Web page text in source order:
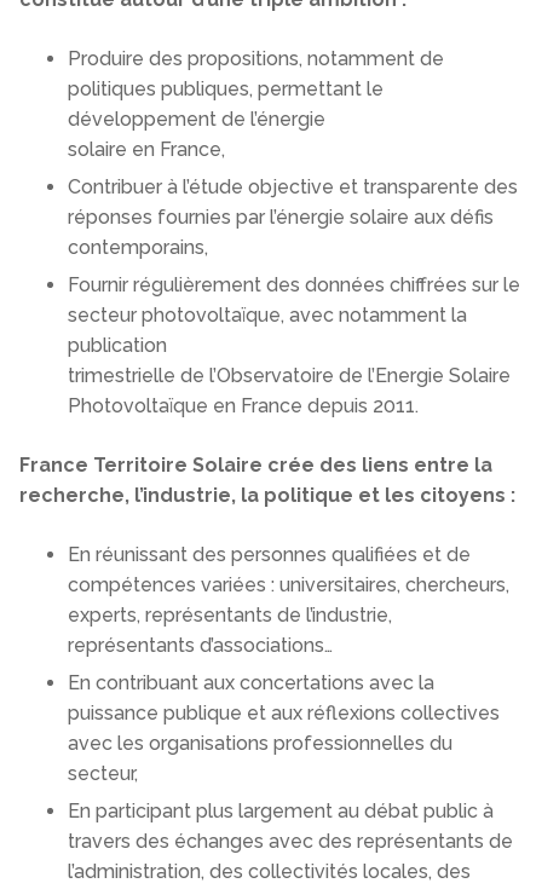
Produire des propositions, notamment de
politiques publiques, permettant le
développement de l’énergie
solaire en France,
Contribuer à l’étude objective et transparente des
réponses fournies par l’énergie solaire aux défis
contemporains,
Fournir régulièrement des données chiffrées sur le
secteur photovoltaïque, avec notamment la
publication
trimestrielle de l’Observatoire de l’Energie Solaire
Photovoltaïque en France depuis 2011.
France Territoire Solaire crée des liens entre la
recherche, l’industrie, la politique et les citoyens :
En réunissant des personnes qualifiées et de
compétences variées : universitaires, chercheurs,
experts, représentants de l’industrie,
représentants d’associations…
En contribuant aux concertations avec la
puissance publique et aux réflexions collectives
avec les organisations professionnelles du
secteur,
En participant plus largement au débat public à
travers des échanges avec des représentants de
l’administration, des collectivités locales, des